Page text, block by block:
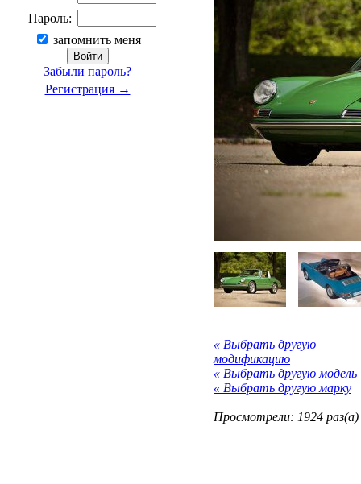
Пароль:
запомнить меня
Забыли пароль?
Регистрация →
« Выбрать другую
модификацию
« Выбрать другую модель
« Выбрать другую марку
Просмотрели: 1924 раз(а)